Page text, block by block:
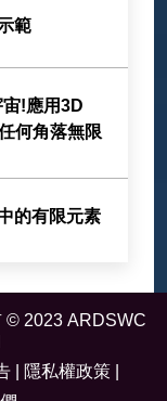
範
!應用3D
何角落無限
的有限元素
© 2023 ARDSWC
隱私權政策